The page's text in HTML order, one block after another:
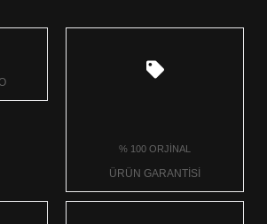
% 100 ORJİNAL
ÜRÜN GARANTİSİ